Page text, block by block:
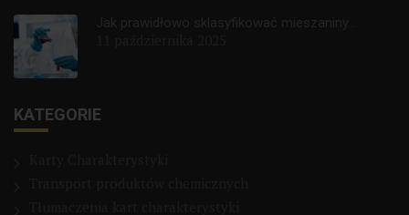
Jak prawidłowo sklasyfikować mieszaniny...
KATEGORIE